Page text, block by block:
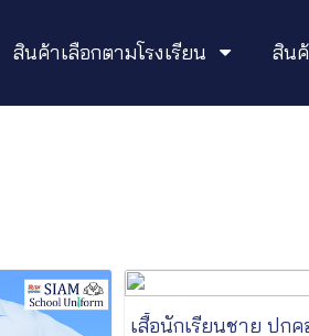
สินค้าเลือกตามโรงเรียน สิน
เสื้อนักเรียนชาย ปกค